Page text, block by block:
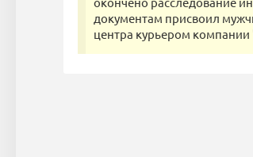
документам присвоил
центра курьером